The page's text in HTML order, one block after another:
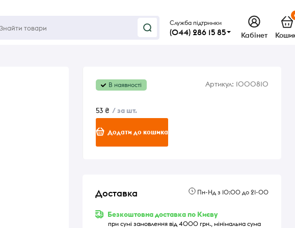
Служба підтримки
(044) 286 15 85 Кабінет
В наявності Артикул: 1000810
53 ₴ / за шт.
Додати до кошика
Доставка Пн-Нд з 10:00 до 21-00
Безкоштовна доставка по Києву
при сумі замовлення від 4000 грн., мінімальна сума